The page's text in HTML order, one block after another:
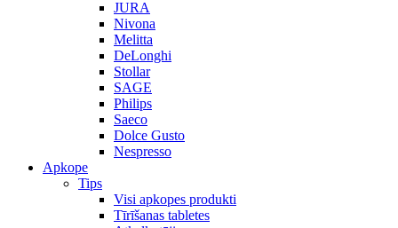
JURA
Nivona
Melitta
DeLonghi
Stollar
SAGE
Philips
Saeco
Dolce Gusto
Nespresso
Apkope
Tips
Visi apkopes produkti
Tīrīšanas tabletes